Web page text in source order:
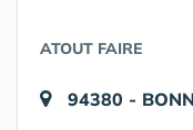
ATOUT FAIRE
94380 -